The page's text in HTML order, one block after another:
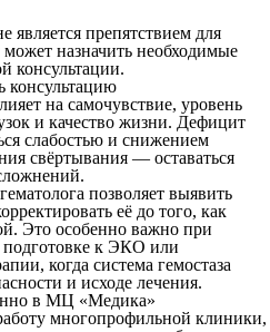
является препятствием для
назначить необходимые
консультации.
консультацию
на самочувствие, уровень
и качество жизни. Дефицит
слабостью и снижением
свёртывания — оставаться
позволяет выявить
её до того, как
Это особенно важно при
подготовке к ЭКО или
когда система гемостаза
и исходе лечения.
в МЦ «Медика»
многопрофильной клиники,